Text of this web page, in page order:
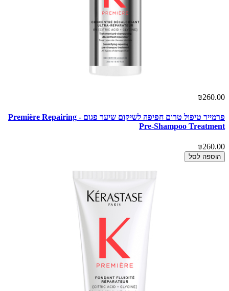
₪260.00
פרמייר טיפול טרום חפיפה לשיקום שיער פגום - Première Repairing
Pre-Shampoo Treatment
₪260.00
הוספה לסל